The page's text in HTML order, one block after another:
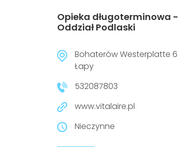
Opieka długoterminowa -
Oddział Podlaski
Bohaterów Westerplatte 6
Łapy
532087803
www.vitalaire.pl
Nieczynne